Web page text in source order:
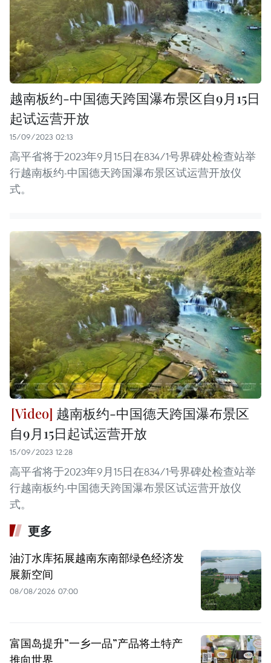
越南板约-中国德天跨国瀑布景区自9月15日
起试运营开放
15/09/2023 02:13
高平省将于2023年9月15日在834/1号界碑处检查站举
行越南板约-中国德天跨国瀑布景区试运营开放仪
式。
越南板约-中国德天跨国瀑布景区
自9月15日起试运营开放
15/09/2023 12:28
高平省将于2023年9月15日在834/1号界碑处检查站举
行越南板约-中国德天跨国瀑布景区试运营开放仪
式。
更多
油汀水库拓展越南东南部绿色经济发
展新空间
08/08/2026 07:00
富国岛提升”一乡一品”产品将土特产
推向世界